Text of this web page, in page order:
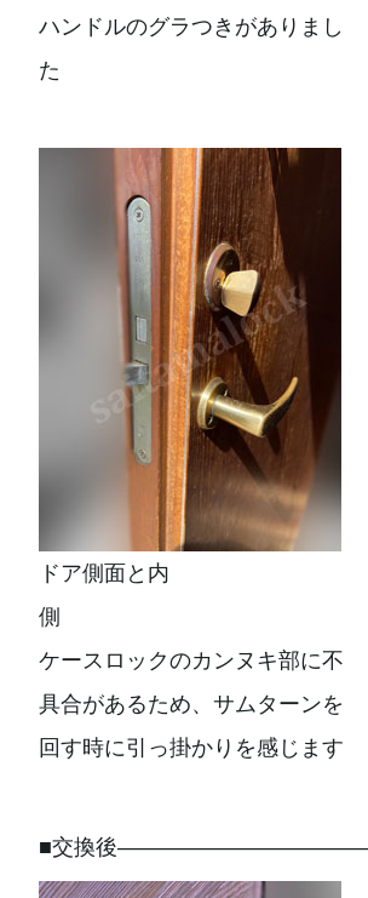
ハンドルのグラつきがありまし
た
ドア側面と内
ケースロックのカンヌキ部に不
具合があるため、サムターンを
回す時に引っ掛かりを感じます
■交換後